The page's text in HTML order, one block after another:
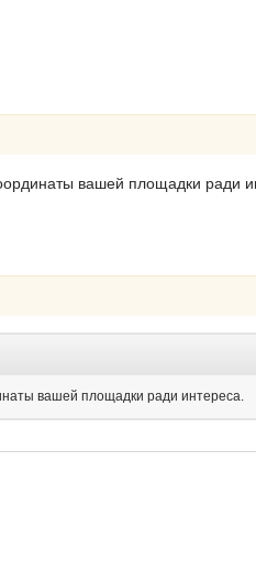
вашей площадки ради
вашей площадки ради интереса.